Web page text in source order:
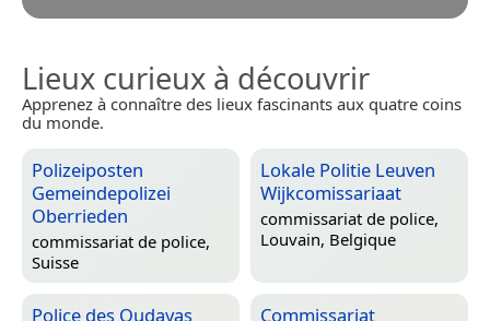
Lieux curieux à découvrir
Apprenez à connaître des lieux fascinants aux quatre coins
du monde.
Polizeiposten
Gemeindepolizei
Oberrieden
commissariat de police,
Suisse
Lokale Politie Leuven
Wijkcomissariaat
commissariat de police,
Louvain, Belgique
Police des Oudayas Commissariat